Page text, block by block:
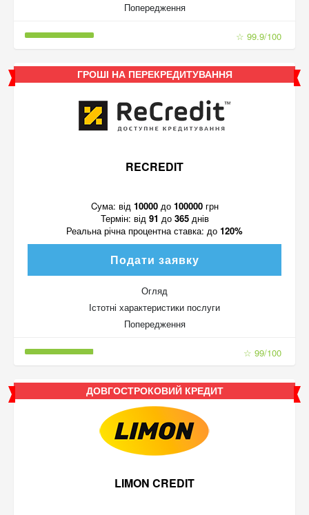
Попередження
☆ 99.9/100
ГРОШІ НА ПЕРЕКРЕДИТУВАННЯ
RECREDIT
Cума: від 10000до 100000грн
Термін: від 91 до 365днів
Реальна річна процентна ставка: до 120%
Подати заявку
Огляд
Істотні характеристики послуги
Попередження
☆ 99/100
ДОВГОСТРОКОВИЙ КРЕДИТ
LIMON CREDIT